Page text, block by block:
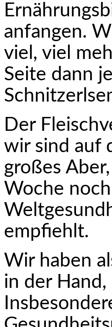
anfangen.
viel, viel
Seite dann
Der
wir sind auf
großes
Woche
empfiehlt.
Wir haben
in der